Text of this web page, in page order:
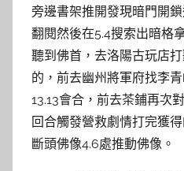
旁邊書架推開發現暗門開
翻閱然後在5.4搜索出暗格
聽到佛首，去洛陽古玩店
的，前去幽州將軍府找李
13.13會合，前去茶鋪再次
回合觸發營救劇情打完獲
斷頭佛像4.6處推動佛像。